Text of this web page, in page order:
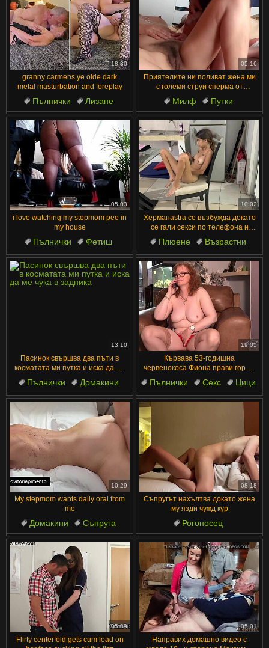
18:30
granny carmens ye olde dark
metal masturbation and foreplay
Пълнички
Лизане
Хърватски
Цици
Смучене
05:16
Приятелите ни поливат жена ми
с големи струи сперма от
огромните им курове
Милф
Путки
Чудовищен Кур
Латино
Свършване
05:03
i love watching my stepmom pee in
my house
Пълнички
Фетиш
Гледане
Красиви
Путка
10:02
Херманastra се възбужда докато
се гали секси по телефона и
копнее за курва ти
Плюене
Възрастни
Оргазъм
Секси Цици
13:10
Пасинок свършва два пъти в
косматата ми путка и иска да ме
чука в задника
Пълнички
Домакини
Плаж
Чудовищен Кур
Красиви
19:05
Кървава 53-годишна
червенокоса Фиона прави горещ
телефонен секс в чорапи
Пълнички Секс
Цици
Дупе
Зрели
10:29
My stepmom wants daily oral from
me
Домакини
Съпруга
Дупе
Латино Свекърва
08:18
Съпругът нахълтва докато жена
му язди чужд кур
Рогоносец
Мокро и разхвърляно
Хванати
Гледане
Хотелски
05:09
Flirty centerfold gets cum load on
05:01
Направих домашно видео с